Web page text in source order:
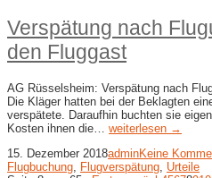
Verspätung nach
den Fluggast
AG Rüsselsheim: Verspätung nach
Die Kläger hatten bei der Beklagten
verspätete. Daraufhin buchten sie
Kosten ihnen die… weiterlesen →
15. Dezember 2018adminKeine
Flugbuchung Flugverspätung Urteile